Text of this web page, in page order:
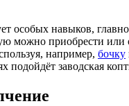
особых навыков,
можно приобрести или
например, бочку
подойдёт заводская